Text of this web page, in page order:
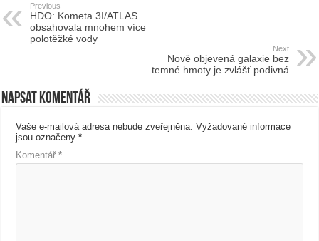
Previous
HDO: Kometa 3I/ATLAS
obsahovala mnohem více
polotěžké vody
Next
Nově objevená galaxie bez
temné hmoty je zvlášť podivná
Napsat komentář
Vaše e-mailová adresa nebude zveřejněna. Vyžadované informace
jsou označeny*
Komentář*